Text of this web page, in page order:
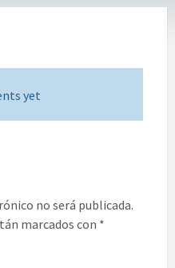
yet
no será publicada.
marcados con *